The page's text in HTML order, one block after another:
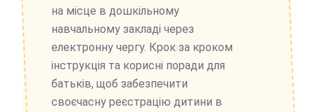
на місце в дошкільному
навчальному закладі через
електронну чергу. Крок за кроком
інструкція та корисні поради для
батьків, щоб забезпечити
своєчасну реєстрацію дитини в